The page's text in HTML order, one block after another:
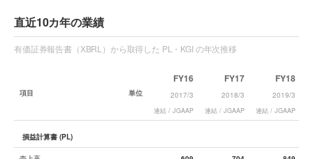
直近10カ年の業績
有価証券報告書（XBRL）から取得した PL・KGI の年次推移
項目 単位
FY16
2017/3
連結 / JGAAP
FY17
2018/3
連結 / JGAAP
FY18
2019/3
連結 / JGAAP
損益計算書 (PL)